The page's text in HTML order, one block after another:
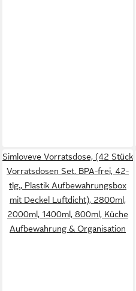
Simloveve Vorratsdose, (42 Stück
Vorratsdosen Set, BPA-frei, 42-
tlg., Plastik Aufbewahrungsbox
mit Deckel Luftdicht), 2800ml,
2000ml, 1400ml, 800ml, Küche
Aufbewahrung & Organisation